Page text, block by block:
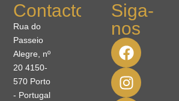
Contactos
Rua do
Passeio
Alegre, nº
20 4150-
570 Porto
- Portugal
Siga-
nos